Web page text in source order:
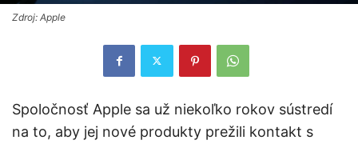
Zdroj: Apple
Spoločnosť Apple sa už niekoľko rokov sústredí
na to, aby jej nové produkty prežili kontakt s